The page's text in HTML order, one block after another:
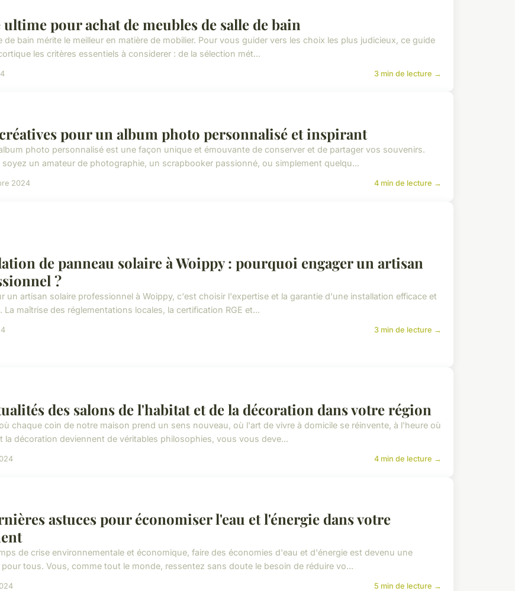
pour achat de meubles de salle de bain
de bain mérite le meilleur en matière de mobilier. Pour vous guider vers les choix les plus judicieux, ce guide
les critères essentiels à considerer : de la sélection mét...
3 min de lecture →
pour un album photo personnalisé et inspirant
photo personnalisé est une façon unique et émouvante de conserver et de partager vos souvenirs.
soyez un amateur de photographie, un scrapbooker passionné, ou simplement quelqu...
2024 4 min de lecture →
de panneau solaire à Woippy : pourquoi engager un artisan
?
un artisan solaire professionnel à Woippy, c'est choisir l'expertise et la garantie d'une installation efficace et
La maîtrise des réglementations locales, la certification RGE et...
3 min de lecture →
des salons de l'habitat et de la décoration dans votre région
chaque coin de notre maison prend un sens nouveau, où l'art de vivre à domicile se réinvente, à l'heure où
la décoration deviennent de véritables philosophies, vous vous deve...
4 min de lecture →
astuces pour économiser l'eau et l'énergie dans votre
de crise environnementale et économique, faire des économies d'eau et d'énergie est devenu une
pour tous. Vous, comme tout le monde, ressentez sans doute le besoin de réduire vo...
5 min de lecture →